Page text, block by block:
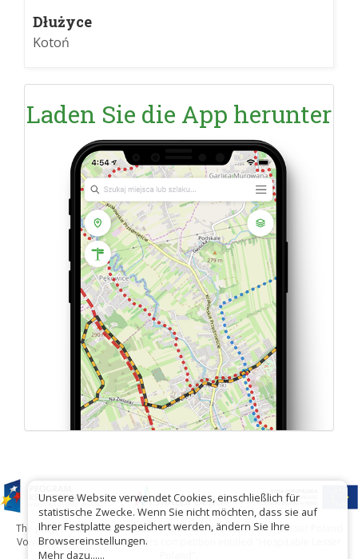
Dłużyce
Kotoń
Laden Sie die App herunter
The project has been carried out with financial support of Lesser Poland
Voivodship within tourist offers competition entitled "Hospitable Lesser
Unsere Website verwendet Cookies, einschließlich für
statistische Zwecke. Wenn Sie nicht möchten, dass sie auf
Ihrer Festplatte gespeichert werden, ändern Sie Ihre
Browsereinstellungen.
Mehr dazu......